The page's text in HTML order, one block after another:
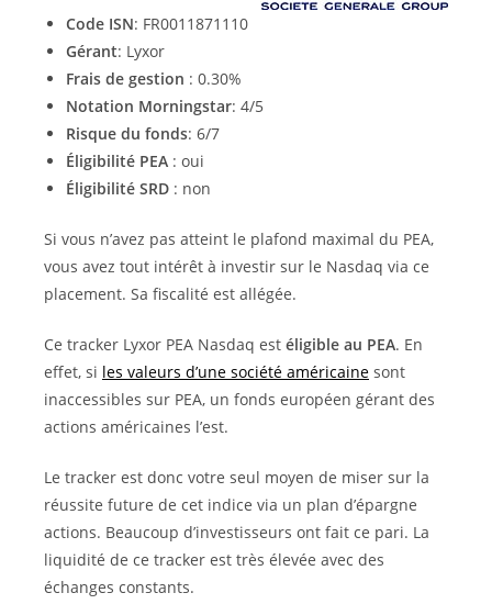
Code ISN: FR0011871110
Gérant: Lyxor
Frais de gestion : 0.30%
Notation Morningstar: 4/5
Risque du fonds: 6/7
Éligibilité PEA : oui
Éligibilité SRD : non
Si vous n’avez pas atteint le plafond maximal du PEA,
vous avez tout intérêt à investir sur le Nasdaq via ce
placement. Sa fiscalité est allégée.
Ce tracker Lyxor PEA Nasdaq est éligible au PEA. En
effet, si les valeurs d’une société américaine sont
inaccessibles sur PEA, un fonds européen gérant des
actions américaines l’est.
Le tracker est donc votre seul moyen de miser sur la
réussite future de cet indice via un plan d’épargne
actions. Beaucoup d’investisseurs ont fait ce pari. La
liquidité de ce tracker est très élevée avec des
échanges constants.